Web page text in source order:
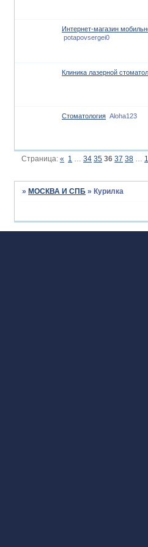
Интернет-магазин
potapovsergei0
Клиника лазерной
Стоматология Aloha123
Страница:« 1 34 35 36 37 38
» МОСКВА И СПБ » Курилка